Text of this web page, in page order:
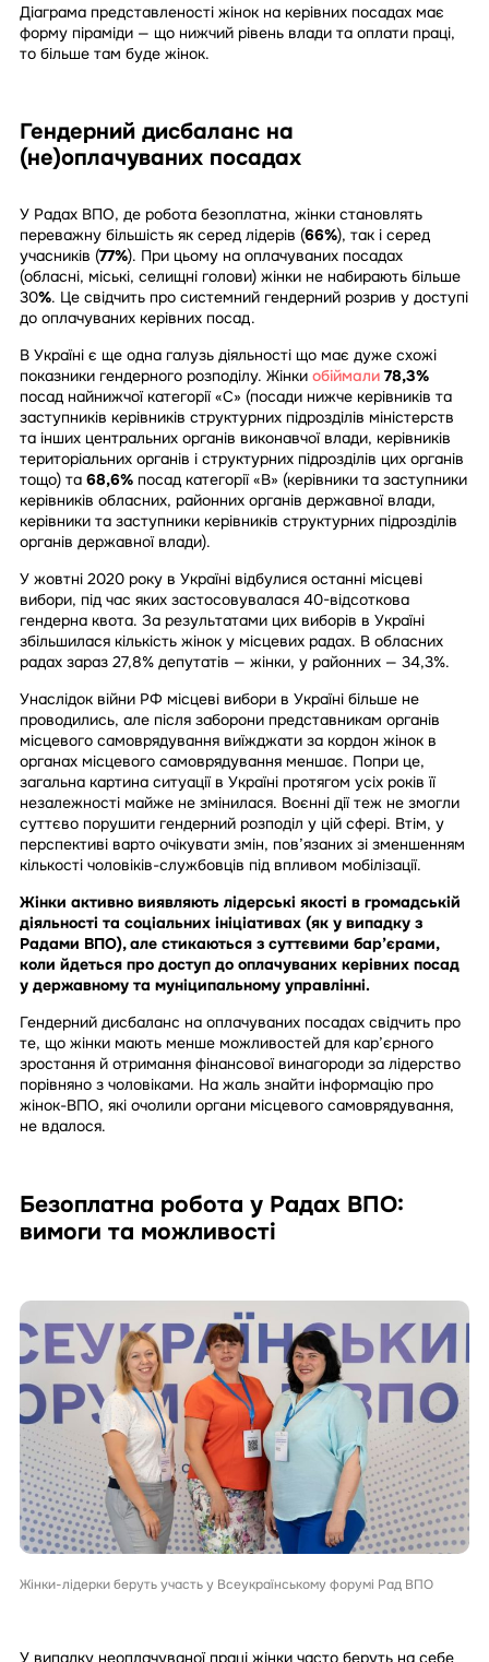
Діаграма представленості жінок на керівних посадах має
форму піраміди — що нижчий рівень влади та оплати праці,
то більше там буде жінок.
Гендерний дисбаланс на
(не)оплачуваних посадах
У Радах ВПО, де робота безоплатна, жінки становлять
переважну більшість як серед лідерів (66%), так і серед
учасників (77%). При цьому на оплачуваних посадах
(обласні, міські, селищні голови) жінки не набирають більше
30%. Це свідчить про системний гендерний розрив у доступі
до оплачуваних керівних посад.
В Україні є ще одна галузь діяльності що має дуже схожі
показники гендерного розподілу. Жінки обіймали 78,3%
посад найнижчої категорії «С» (посади нижче керівників та
заступників керівників структурних підрозділів міністерств
та інших центральних органів виконавчої влади, керівників
територіальних органів і структурних підрозділів цих органів
тощо) та 68,6% посад категорії «В» (керівники та заступники
керівників обласних, районних органів державної влади,
керівники та заступники керівників структурних підрозділів
органів державної влади).
У жовтні 2020 року в Україні відбулися останні місцеві
вибори, під час яких застосовувалася 40-відсоткова
гендерна квота. За результатами цих виборів в Україні
збільшилася кількість жінок у місцевих радах. В обласних
радах зараз 27,8% депутатів — жінки, у районних — 34,3%.
Унаслідок війни РФ місцеві вибори в Україні більше не
проводились, але після заборони представникам органів
місцевого самоврядування виїжджати за кордон жінок в
органах місцевого самоврядування меншає. Попри це,
загальна картина ситуації в Україні протягом усіх років її
незалежності майже не змінилася. Воєнні дії теж не змогли
суттєво порушити гендерний розподіл у цій сфері. Втім, у
перспективі варто очікувати змін, пов’язаних зі зменшенням
кількості чоловіків-службовців під впливом мобілізації.
Жінки активно виявляють лідерські якості в громадській
діяльності та соціальних ініціативах (як у випадку з
Радами ВПО), але стикаються з суттєвими бар’єрами,
коли йдеться про доступ до оплачуваних керівних посад
у державному та муніципальному управлінні.
Гендерний дисбаланс на оплачуваних посадах свідчить про
те, що жінки мають менше можливостей для кар’єрного
зростання й отримання фінансової винагороди за лідерство
порівняно з чоловіками. На жаль знайти інформацію про
жінок-ВПО, які очолили органи місцевого самоврядування,
не вдалося.
Безоплатна робота у Радах ВПО:
вимоги та можливості
Жінки-лідерки беруть участь у Всеукраїнському форумі Рад ВПО
У випадку неоплачуваної праці жінки часто беруть на себе